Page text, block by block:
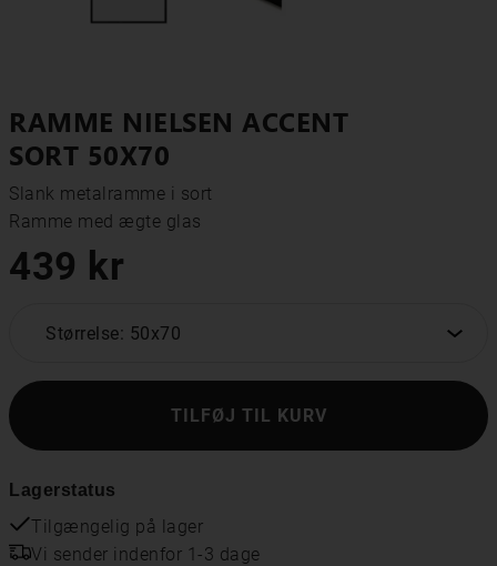
RAMME NIELSEN ACCENT
SORT 50X70
Slank metalramme i sort
Ramme med ægte glas
439 kr
Størrelse: 50x70
TILFØJ TIL KURV
Lagerstatus
Tilgængelig på lager
Vi sender indenfor 1-3 dage